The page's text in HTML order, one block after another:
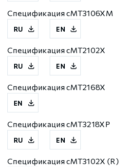
Спецификация cMT3106XM
RU EN
Спецификация cMT2102X
RU EN
Спецификация cMT2168X
EN
Спецификация cMT3218XP
RU EN
Спецификация cMT3102X (R)